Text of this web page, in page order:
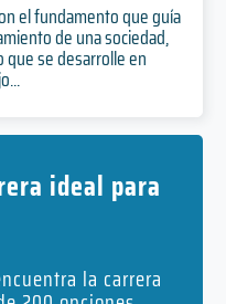
el fundamento que guía
de una sociedad,
que se desarrolle en
ideal para
la carrera